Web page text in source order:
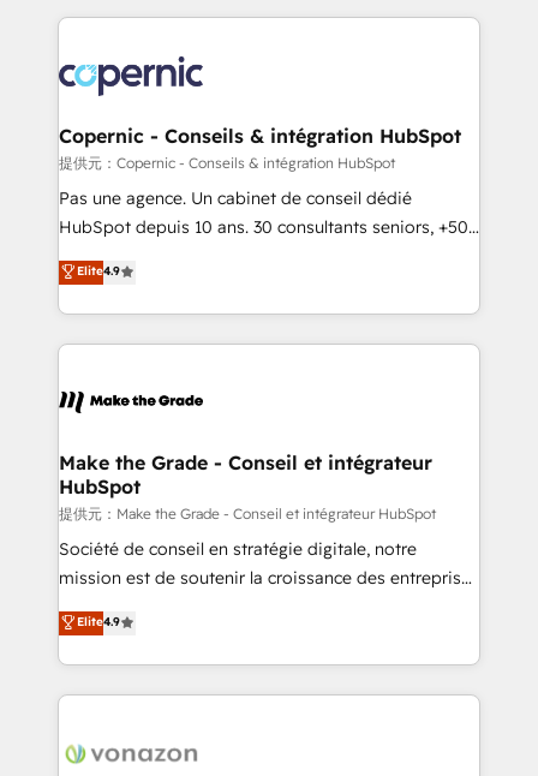
lasts. So if you're ready to become the most trusted
voice in your market, let’s talk.
HubSpot's Global Partner of the Year in 2024,
worldwide, and with over 15 years in the ecosystem,
Huble has built a track record that speaks for itself.
One company, one operating model, delivering
across offices and consulting teams in the UK, USA,
Canada, Germany, France, Belgium, Singapore, and
South Africa. Certified compliant with ISO/IEC
international offices and 175+ employees.
Copernic - Conseils & intégration HubSpot
提供元：Copernic - Conseils & intégration HubSpot
Pas une agence. Un cabinet de conseil dédié
HubSpot depuis 10 ans. 30 consultants seniors, +500
clients, un ROI mesurable. Notre mission : faire de
HubSpot un vrai levier de performance pour votre
organisation. Cela passe par la compréhension de
vos processus, la fiabilisation de vos données et
la plateforme. Nos domaines d'intervention : -
& reprise de données - Stratégie RevOps &
alignement Marketing / Sales - Data, reporting &
tableaux de bord - Onboarding, audit &
optimisation - Intégrations métiers (ERP, téléphonie,
e-commerce) - Formation & accompagnement au
et grandes entreprises en France et à l'international,
dans des secteurs variés : SaaS, immobilier,
Elite4.9
Make the Grade - Conseil et intégrateur
HubSpot
提供元：Make the Grade - Conseil et intégrateur HubSpot
Société de conseil en stratégie digitale, notre
mission est de soutenir la croissance des entreprises
B2B à travers l’acquisition de nouveaux clients,
l'intégration CRM et le développement des revenus
auprès de vos comptes existants. En France et à
l'international, nous travaillons avec des ETI
delà d’une simple transformation digitale et des
Elite4.9